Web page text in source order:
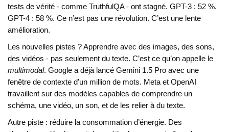
tests de vérité - comme TruthfulQA - ont stagné. GPT-3 : 52 %.
GPT-4 : 58 %. Ce n’est pas une révolution. C’est une lente
amélioration.
Les nouvelles pistes ? Apprendre avec des images, des sons,
des vidéos - pas seulement du texte. C’est ce qu’on appelle le
multimodal. Google a déjà lancé Gemini 1.5 Pro avec une
fenêtre de contexte d’un million de mots. Meta et OpenAI
travaillent sur des modèles capables de comprendre un
schéma, une vidéo, un son, et de les relier à du texte.
Autre piste : réduire la consommation d’énergie. Des